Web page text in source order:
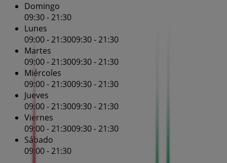
Domingo
09:30 - 21:30
Lunes
09:00 - 21:3009:30 - 21:30
Martes
09:00 - 21:3009:30 - 21:30
Miércoles
09:00 - 21:3009:30 - 21:30
Jueves
09:00 - 21:3009:30 - 21:30
Viernes
09:00 - 21:3009:30 - 21:30
Sábado
09:00 - 21:30